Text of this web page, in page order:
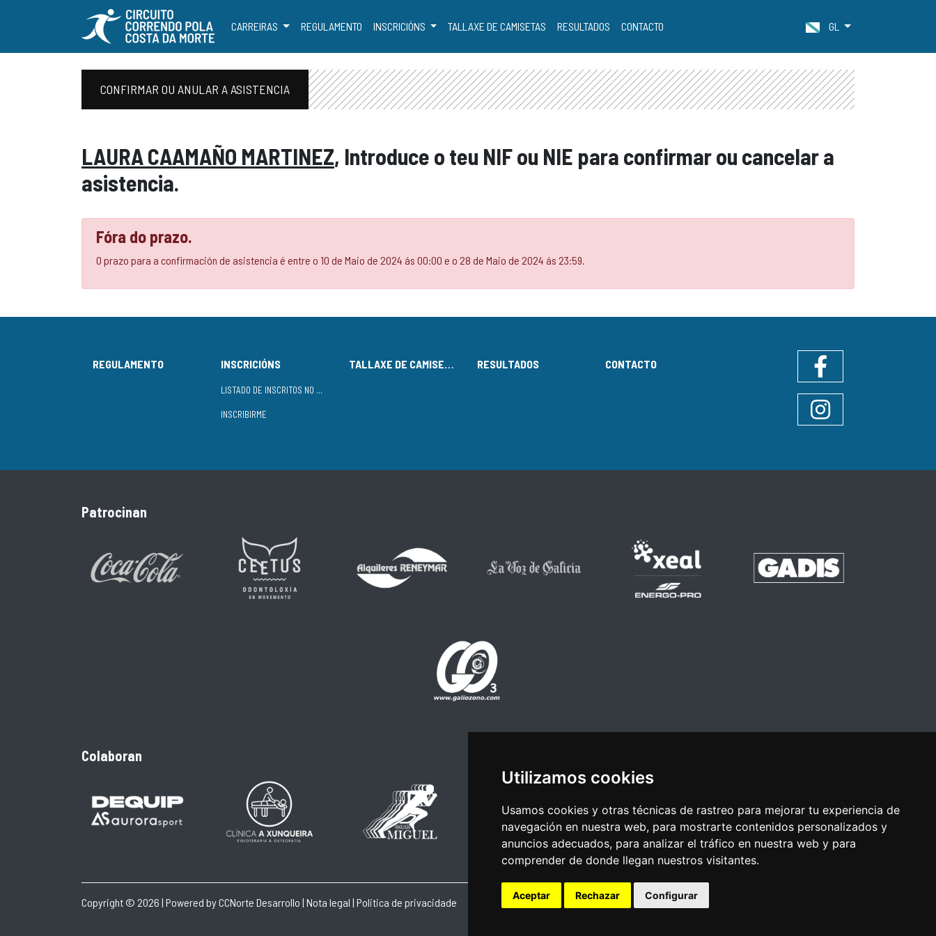
Utilizamos cookies
Usamos cookies y otras técnicas de rastreo para mejorar tu experiencia de
navegación en nuestra web, para mostrarte contenidos personalizados y
anuncios adecuados, para analizar el tráfico en nuestra web y para
comprender de donde llegan nuestros visitantes.
Aceptar Rechazar Configurar
CARREIRAS REGULAMENTO INSCRICIÓNS TALLAXE DE CAMISETAS RESULTADOS CONTACTO GL
CONFIRMAR OU ANULAR A ASISTENCIA
LAURA CAAMAÑO MARTINEZ, Introduce o teu NIF ou NIE para confirmar ou cancelar a
asistencia.
Fóra do prazo.
O prazo para a confirmación de asistencia é entre o 10 de Maio de 2024 ás 00:00 e o 28 de Maio de 2024 ás 23:59.
REGULAMENTO INSCRICIÓNS
LISTADO DE INSCRITOS NO CIRCUÍTO
INSCRIBIRME
TALLAXE DE CAMISETAS RESULTADOS CONTACTO
Instagram
Patrocinan
Colaboran
Copyright © 2026 | Powered byCCNorte Desarrollo | Nota legal | Politica de privacidade